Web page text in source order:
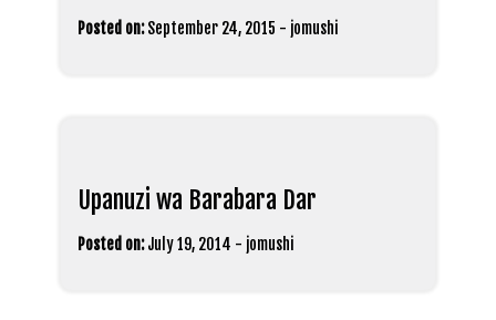
Posted on: September 24, 2015 - jomushi
Upanuzi wa Barabara Dar
Posted on: July 19, 2014 - jomushi